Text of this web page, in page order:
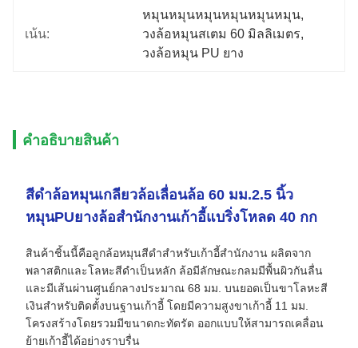
เน้น:
หมุนหมุนหมุนหมุนหมุนหมุน,
วงล้อหมุนสเตม 60 มิลลิเมตร,
วงล้อหมุน PU ยาง
คําอธิบายสินค้า
สีดำล้อหมุนเกลียวล้อเลื่อนล้อ 60 มม.2.5 นิ้ว
หมุนPUยางล้อสำนักงานเก้าอี้แบริ่งโหลด 40 กก
สินค้าชิ้นนี้คือลูกล้อหมุนสีดำสำหรับเก้าอี้สำนักงาน ผลิตจาก
พลาสติกและโลหะสีดำเป็นหลัก ล้อมีลักษณะกลมมีพื้นผิวกันลื่น
และมีเส้นผ่านศูนย์กลางประมาณ 68 มม. บนยอดเป็นขาโลหะสี
เงินสำหรับติดตั้งบนฐานเก้าอี้ โดยมีความสูงขาเก้าอี้ 11 มม.
โครงสร้างโดยรวมมีขนาดกะทัดรัด ออกแบบให้สามารถเคลื่อน
ย้ายเก้าอี้ได้อย่างราบรื่น